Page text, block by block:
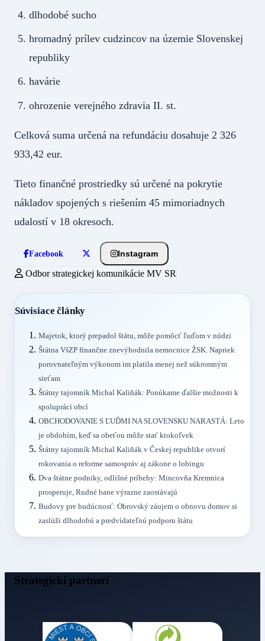
dlhodobé sucho
hromadný prílev cudzincov na územie Slovenskej
republiky
havárie
ohrozenie verejného zdravia II. st.
Celková suma určená na refundáciu dosahuje 2 326
933,42 eur.
Tieto finančné prostriedky sú určené na pokrytie
nákladov spojených s riešením 45 mimoriadnych
udalostí v 18 okresoch.
Facebook Instagram
Odbor strategickej komunikácie MV SR
Súvisiace články
Majetok, ktorý prepadol štátu, môže pomôcť ľuďom v núdzi
Štátna VšZP finančne znevýhodnila nemocnice ŽSK. Napriek
porovnateľným výkonom im platila menej než súkromným
sieťam
Štátny tajomník Michal Kaliňák: Ponúkame ďalšie možnosti k
spolupráci obcí
OBCHODOVANIE S ĽUĎMI NA SLOVENSKU NARASTÁ: Leto
je obdobím, keď sa obeťou môže stať ktokoľvek
Štátny tajomník Michal Kaliňák v Českej republike otvorí
rokovania o reforme samospráv aj zákone o lobingu
Dva štátne podniky, odlišné príbehy: Mincovňa Kremnica
prosperuje, Rudné bane výrazne zaostávajú
Budovy pre budúcnosť: Obrovský záujem o obnovu domov si
zaslúži dlhodobú a predvídateľnú podporu štátu
Strategickí partneri